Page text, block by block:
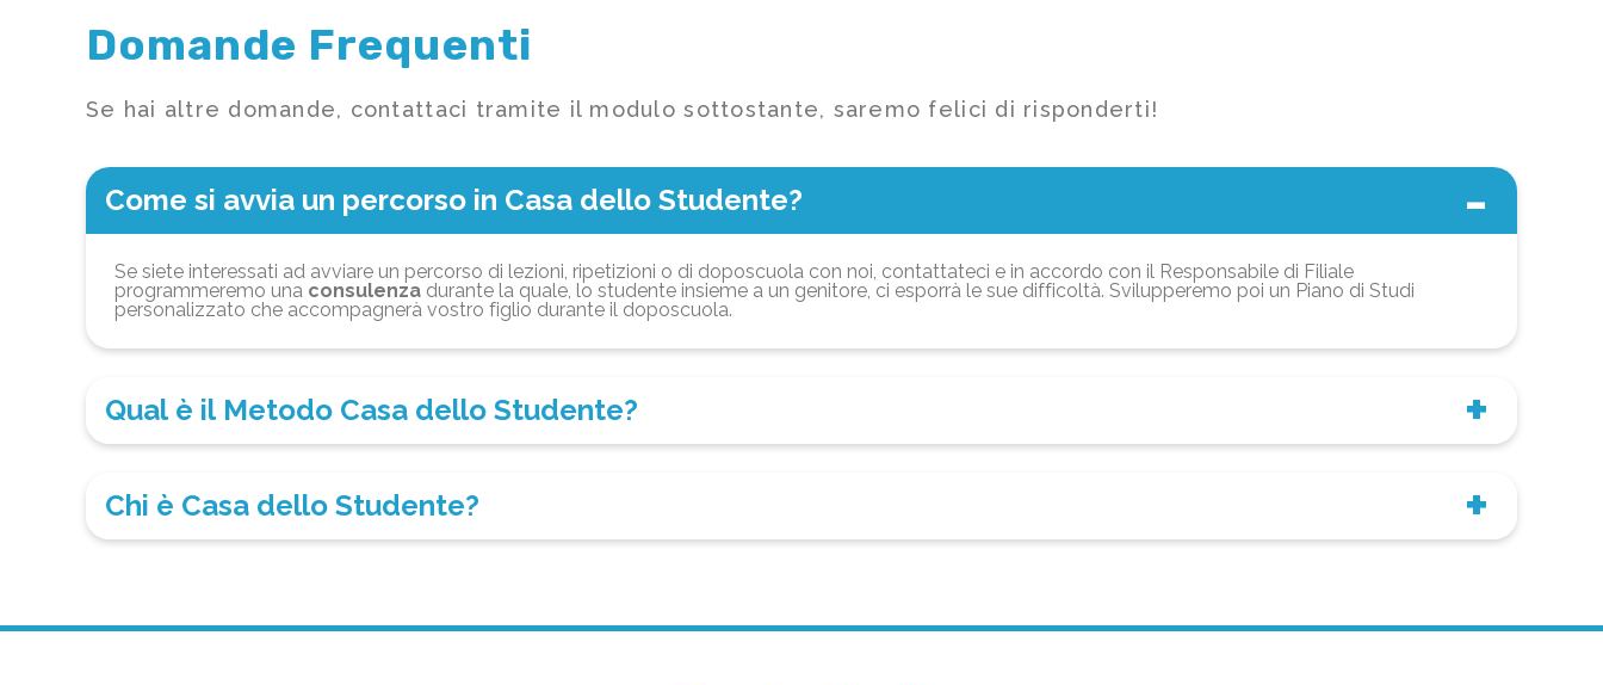
Domande Frequenti
Se hai altre domande, contattaci tramite il modulo sottostante, saremo felici di risponderti!
Come si avvia un percorso in Casa dello Studente?
Se siete interessati ad avviare un percorso di lezioni, ripetizioni o di doposcuola con noi, contattateci e in accordo con il Responsabile di Filiale
programmeremo una consulenza durante la quale, lo studente insieme a un genitore, ci esporrà le sue difficoltà. Svilupperemo poi un Piano di Studi
personalizzato che accompagnerà vostro figlio durante il doposcuola.
Qual è il Metodo Casa dello Studente?
Chi è Casa dello Studente?